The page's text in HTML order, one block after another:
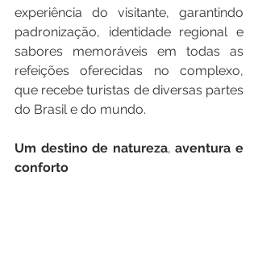
experiência do visitante, garantindo
padronização, identidade regional e
sabores memoráveis em todas as
refeições oferecidas no complexo,
que recebe turistas de diversas partes
do Brasil e do mundo.
Um destino de natureza, aventura e
conforto